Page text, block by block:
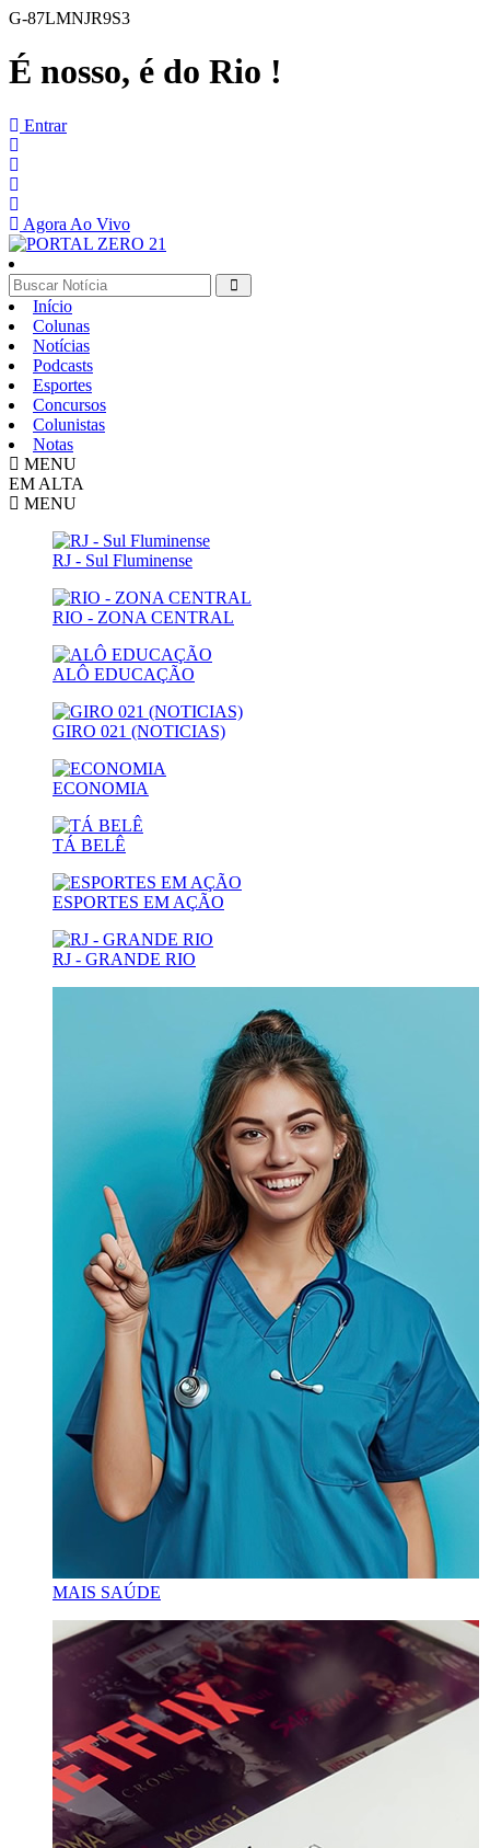
G-87LMNJR9S3
É nosso, é do Rio !
Entrar
Agora Ao Vivo
Início
Colunas
Notícias
Podcasts
Esportes
Concursos
Colunistas
Notas
MENU
EM ALTA
MENU
RJ - Sul Fluminense
RIO - ZONA CENTRAL
ALÔ EDUCAÇÃO
GIRO 021 (NOTICIAS)
ECONOMIA
TÁ BELÊ
ESPORTES EM AÇÃO
RJ - GRANDE RIO
MAIS SAÚDE